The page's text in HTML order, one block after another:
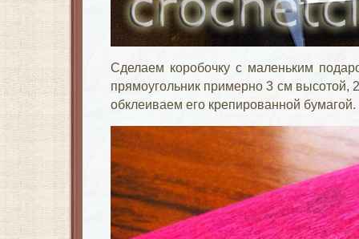
Сделаем коробочку с маленьким
прямоугольник примерно 3 см
обклеиваем его крепированной